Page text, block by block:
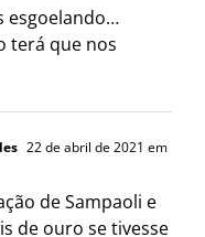
esgoelando…
terá que nos
22 de abril de 2021 em
de Sampaoli e
de ouro se tivesse